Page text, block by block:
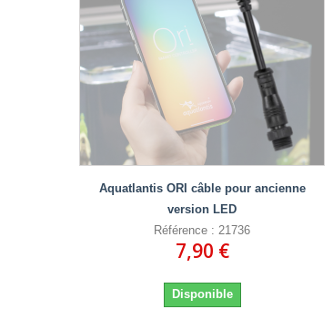
Aquatlantis ORI câble pour ancienne
version LED
Référence : 21736
7,90 €
Disponible